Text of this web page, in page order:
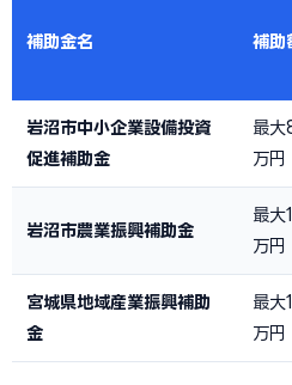
補助金名 補助
岩沼市中小企業設備投資
促進補助金
最大
万円
岩沼市農業振興補助金
最大
万円
宮城県地域産業振興補助
金
最大
万円